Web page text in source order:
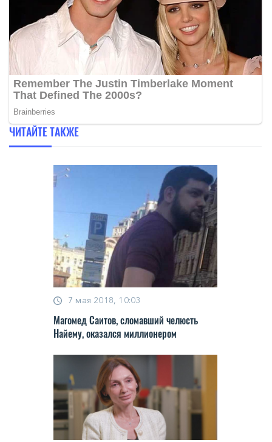
ЧИТАЙТЕ ТАКЖЕ
7 мая 2018, 10:03
Магомед Саитов, сломавший челюсть
Найему, оказался миллионером